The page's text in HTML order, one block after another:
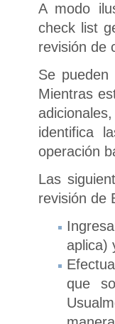
A modo
check list
revisión de
Se
Mientras
identifica
operación
Las
revisión de
aplica)
que